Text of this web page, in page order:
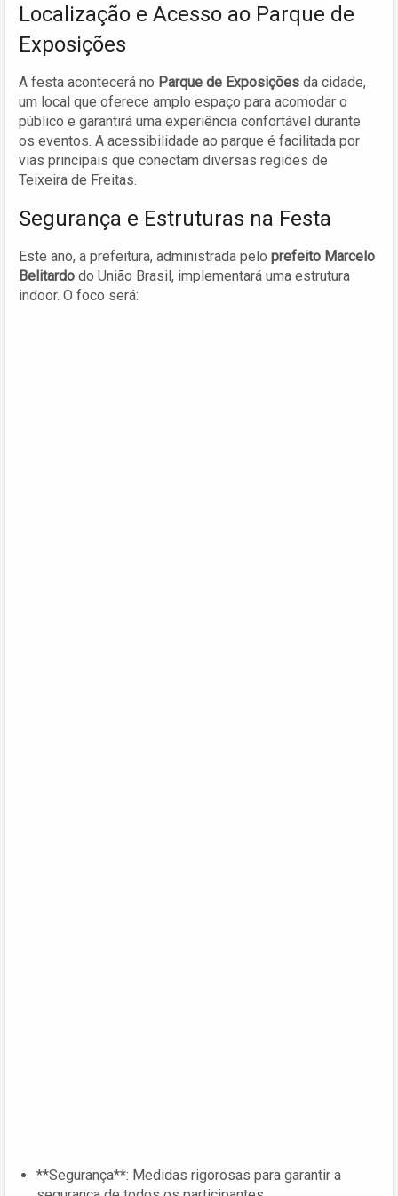
Localização e Acesso ao Parque de
Exposições
A festa acontecerá no Parque de Exposições da cidade,
um local que oferece amplo espaço para acomodar o
público e garantirá uma experiência confortável durante
os eventos. A acessibilidade ao parque é facilitada por
vias principais que conectam diversas regiões de
Teixeira de Freitas.
Segurança e Estruturas na Festa
Este ano, a prefeitura, administrada pelo prefeito Marcelo
Belitardo do União Brasil, implementará uma estrutura
indoor. O foco será:
**Segurança**: Medidas rigorosas para garantir a